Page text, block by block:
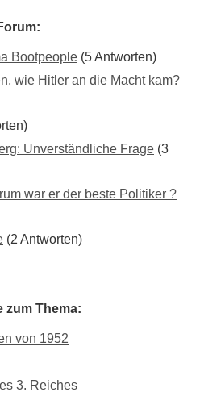
Bootpeople (5 Antworten)
wie Hitler an die Macht kam?
Unverständliche Frage (3
war er der beste Politiker ?
(2 Antworten)
zum Thema:
von 1952
3. Reiches